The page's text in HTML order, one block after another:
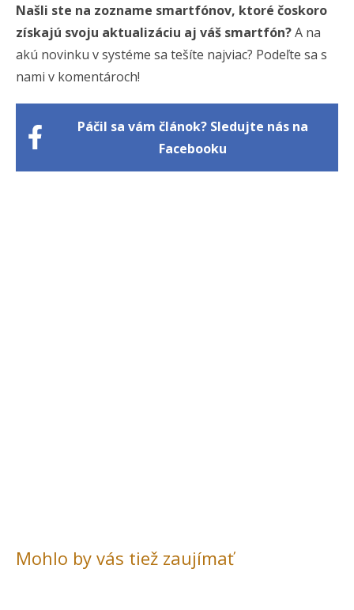
Našli ste na zozname smartfónov, ktoré čoskoro
získajú svoju aktualizáciu aj váš smartfón?A na
akú novinku v systéme sa tešíte najviac? Podeľte sa s
nami v komentároch!
Páčil sa vám článok? Sledujte nás na
Facebooku
Mohlo by vás tiež zaujímať